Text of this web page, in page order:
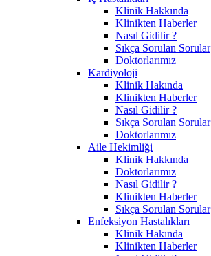
Klinik Hakkında
Klinikten Haberler
Nasıl Gidilir ?
Sıkça Sorulan Sorular
Doktorlarımız
Kardiyoloji
Klinik Hakında
Klinikten Haberler
Nasıl Gidilir ?
Sıkça Sorulan Sorular
Doktorlarımız
Aile Hekimliği
Klinik Hakkında
Doktorlarımız
Nasıl Gidilir ?
Klinikten Haberler
Sıkça Sorulan Sorular
Enfeksiyon Hastalıkları
Klinik Hakında
Klinikten Haberler